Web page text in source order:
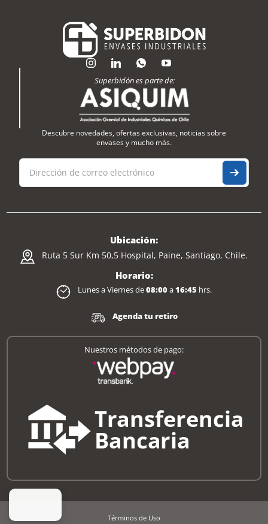
Superbidón es parte de:
Descubre novedades, ofertas exclusivas, noticias sobre
envases y mucho más.
Ubicación:
Ruta 5 Sur Km 50,5 Hospital, Paine, Santiago, Chile.
Horario:
Lunes a Viernes de08:00a16:45 hrs.
Agenda tu retiro
Nuestros métodos de pago:
Términos de Uso